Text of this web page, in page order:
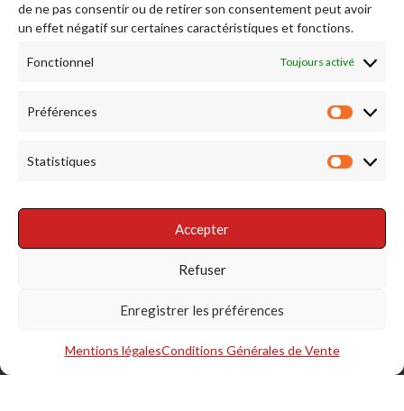
de ne pas consentir ou de retirer son consentement peut avoir
un effet négatif sur certaines caractéristiques et fonctions.
Fonctionnel Toujours activé
Préférences
Statistiques
Accepter
Refuser
Enregistrer les préférences
Mentions légalesConditions Générales de Vente
Afficher plus... Suivez-nous sur Instagram
S'INSCRIRE À LA NEWSLETTER